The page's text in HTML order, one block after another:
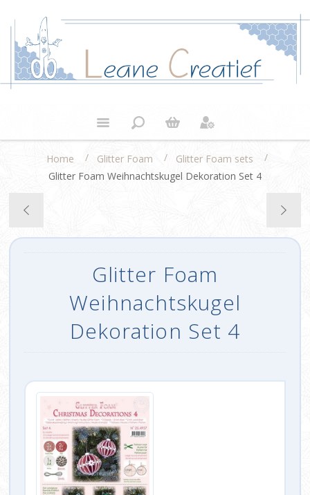
Home / Glitter Foam / Glitter Foam sets
/
Glitter Foam Weihnachtskugel Dekoration Set 4
Glitter Foam
Weihnachtskugel
Dekoration Set 4